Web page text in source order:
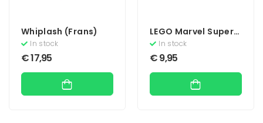
Whiplash (Frans)
In stock
€17,95
LEGO Marvel Super
Heroes 2
In stock
€9,95